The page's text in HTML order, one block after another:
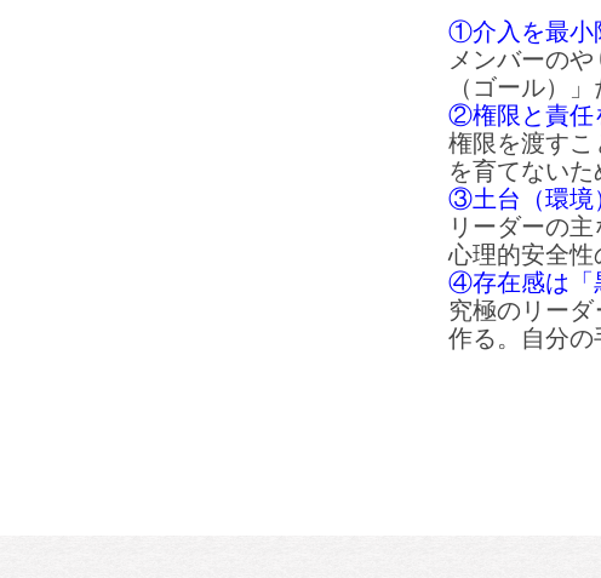
①介入を最小
メンバーの
（ゴール）
②権限と責任
権限を渡す
を育てないた
③土台（環境
リーダーの
心理的安全性
④存在感は「
究極のリー
作る。自分の